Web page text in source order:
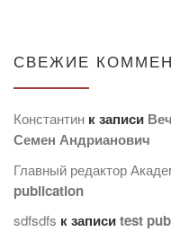
СВЕЖИЕ
Константин к записи
Семен Андрианович
Главный редактор
publication
sdfsdfs к записиtest